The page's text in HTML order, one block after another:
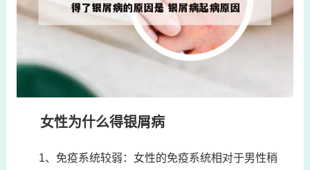
女性为什么得银屑病
1、免疫系统较弱：女性的免疫系统相对于男性稍